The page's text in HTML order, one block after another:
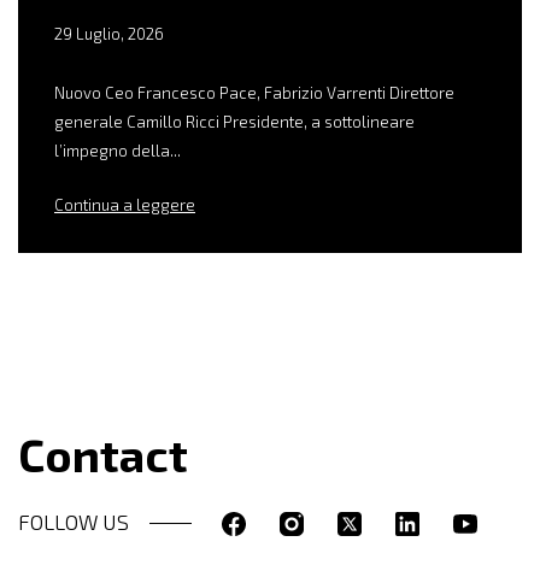
29 Luglio, 2026
Nuovo Ceo Francesco Pace, Fabrizio Varrenti Direttore
generale Camillo Ricci Presidente, a sottolineare
l’impegno della...
Continua a leggere
Contact
FOLLOW US